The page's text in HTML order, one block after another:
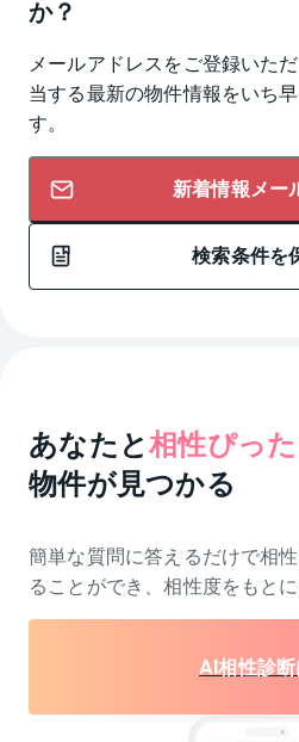
か？
メールアドレスをご登録いた
当する最新の物件情報をいち
す。
新着情報メー
検索条件を
あなたと相性ぴっ
物件が見つかる
簡単な質問に答えるだけで相
ることができ、相性度をもと
AI相性診